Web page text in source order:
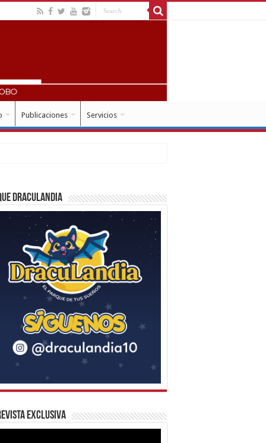
Publicaciones Servicios
Draculandia
Exclusiva